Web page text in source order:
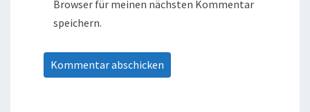
Browser für meinen nächsten Kommentar
speichern.